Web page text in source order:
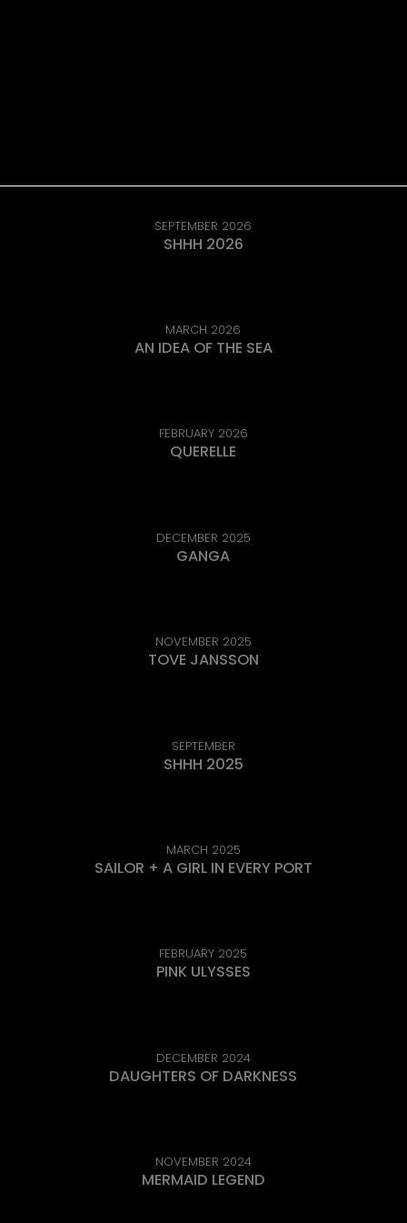
SEPTEMBER 2026
SHHH 2026
MARCH 2026
AN IDEA OF THE SEA
FEBRUARY 2026
QUERELLE
DECEMBER 2025
GANGA
NOVEMBER 2025
TOVE JANSSON
SEPTEMBER
SHHH 2025
MARCH 2025
SAILOR + A GIRL IN EVERY PORT
FEBRUARY 2025
PINK ULYSSES
DECEMBER 2024
DAUGHTERS OF DARKNESS
NOVEMBER 2024
MERMAID LEGEND